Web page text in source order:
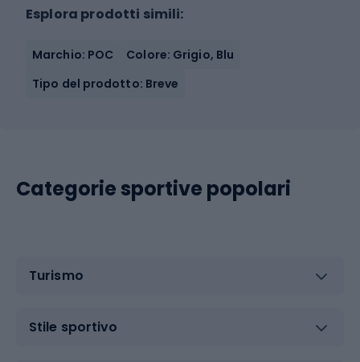
Esplora prodotti simili:
Marchio: POC
Colore: Grigio, Blu
Tipo del prodotto: Breve
Categorie sportive popolari
Turismo
Stile sportivo